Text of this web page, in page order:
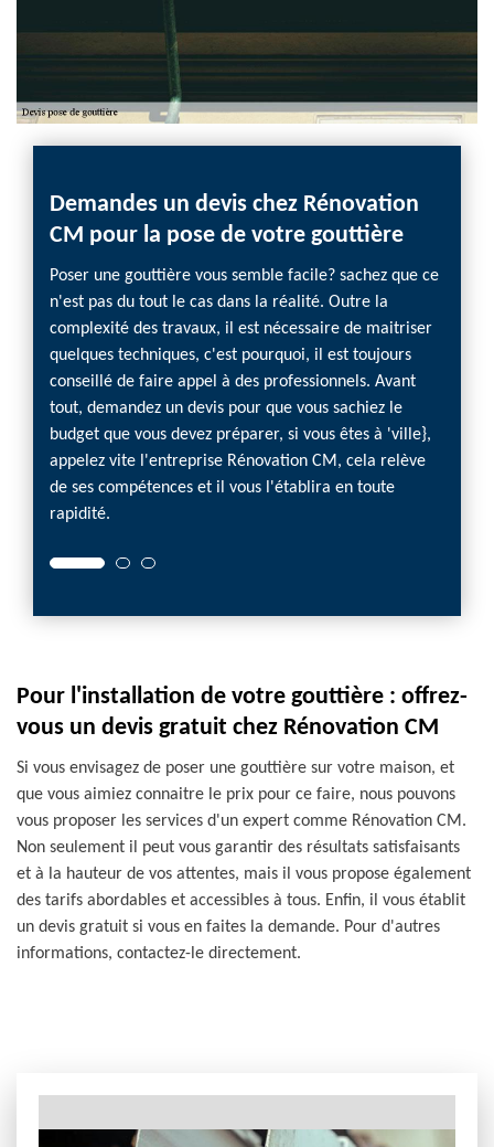
Demandes un devis chez Rénovation
CM pour la pose de votre gouttière
Poser une gouttière vous semble facile? sachez que ce
n'est pas du tout le cas dans la réalité. Outre la
complexité des travaux, il est nécessaire de maitriser
quelques techniques, c'est pourquoi, il est toujours
conseillé de faire appel à des professionnels. Avant
tout, demandez un devis pour que vous sachiez le
budget que vous devez préparer, si vous êtes à 'ville},
appelez vite l'entreprise Rénovation CM, cela relève
de ses compétences et il vous l'établira en toute
rapidité.
Pour l'installation de votre gouttière : offrez-
vous un devis gratuit chez Rénovation CM
Si vous envisagez de poser une gouttière sur votre maison, et
que vous aimiez connaitre le prix pour ce faire, nous pouvons
vous proposer les services d'un expert comme Rénovation CM.
Non seulement il peut vous garantir des résultats satisfaisants
et à la hauteur de vos attentes, mais il vous propose également
des tarifs abordables et accessibles à tous. Enfin, il vous établit
un devis gratuit si vous en faites la demande. Pour d'autres
informations, contactez-le directement.